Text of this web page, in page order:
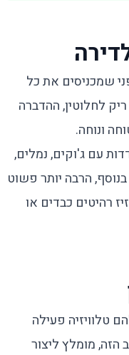
שמכניסים את כל
לחלוטין, ההדברה
ונוחה.
עם ג'וקים, נמלים,
הרבה יותר פשוט
רהיטים כבדים או
טלוויזיה פעילה
מומלץ ליצור